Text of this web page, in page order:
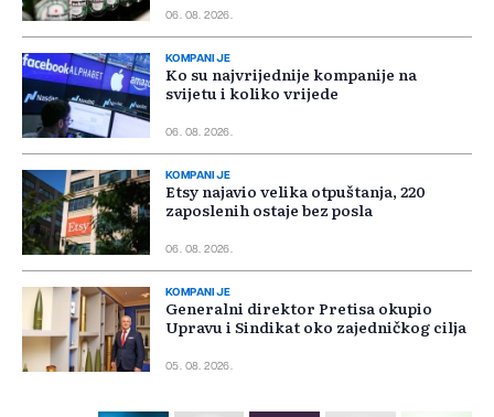
06. 08. 2026.
KOMPANIJE
Ko su najvrijednije kompanije na
svijetu i koliko vrijede
06. 08. 2026.
KOMPANIJE
Etsy najavio velika otpuštanja, 220
zaposlenih ostaje bez posla
06. 08. 2026.
KOMPANIJE
Generalni direktor Pretisa okupio
Upravu i Sindikat oko zajedničkog cilja
05. 08. 2026.